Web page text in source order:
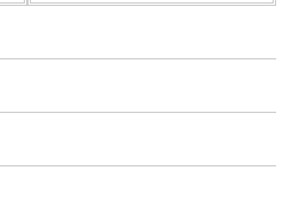
電梯大樓 套房
樓中樓 華廈